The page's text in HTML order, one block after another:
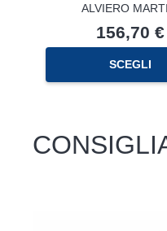
ALVIERO
156,70 €
SCEGLI